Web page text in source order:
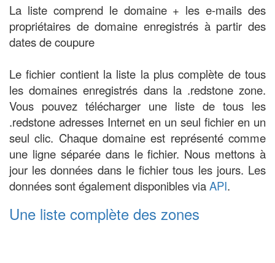
La liste comprend le domaine + les e-mails des
propriétaires de domaine enregistrés à partir des
dates de coupure
Le fichier contient la liste la plus complète de tous
les domaines enregistrés dans la .redstone zone.
Vous pouvez télécharger une liste de tous les
.redstone adresses Internet en un seul fichier en un
seul clic. Chaque domaine est représenté comme
une ligne séparée dans le fichier. Nous mettons à
jour les données dans le fichier tous les jours. Les
données sont également disponibles viaAPI.
Une liste complète des zones